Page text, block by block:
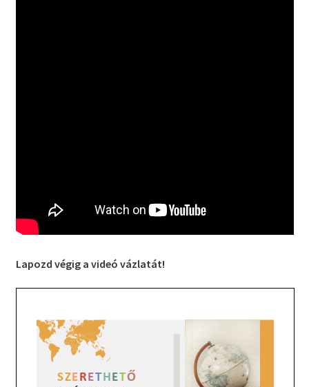
Lapozd végig a videó vázlatát!